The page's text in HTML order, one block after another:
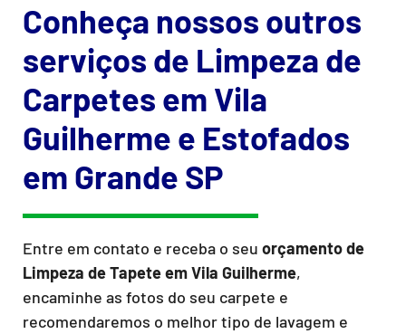
Conheça nossos outros
serviços de Limpeza de
Carpetes em Vila
Guilherme e Estofados
em Grande SP
Entre em contato e receba o seu orçamento de
Limpeza de Tapeteem Vila Guilherme,
encaminhe as fotos do seu carpete e
recomendaremos o melhor tipo de lavagem e